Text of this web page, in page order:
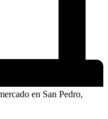
en San Pedro,